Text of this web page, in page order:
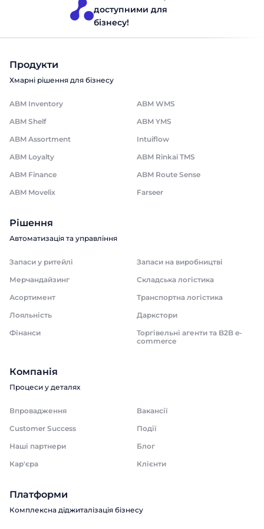
доступними для
бізнесу!
Продукти
Хмарні рішення для бізнесу
ABM Inventory
ABM WMS
ABM Shelf
ABM YMS
ABM Assortment
Intuiflow
ABM Loyalty
ABM Rinkai TMS
ABM Finance
ABM Route Sense
ABM Movelix
Farseer
Рішення
Автоматизація та управління
Запаси у ритейлі
Запаси на виробництві
Мерчандайзинг
Складська логістика
Асортимент
Транспортна логістика
Лояльність
Даркстори
Фінанси
Торгівельні агенти та B2B e-
commerce
Компанія
Процеси у деталях
Впровадження
Вакансії
Customer Success
Події
Наші партнери
Блог
Кар'єра
Клієнти
Платформи
Комплексна діджиталізація бізнесу